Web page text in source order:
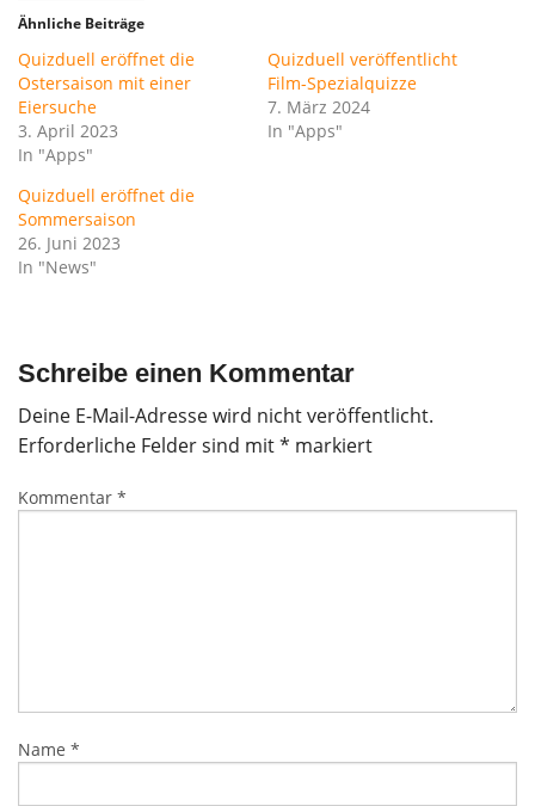
Ähnliche Beiträge
Quizduell eröffnet die
Ostersaison mit einer
Eiersuche
3. April 2023
In "Apps"
Quizduell veröffentlicht
Film-Spezialquizze
7. März 2024
In "Apps"
Quizduell eröffnet die
Sommersaison
26. Juni 2023
In "News"
Schreibe einen Kommentar
Deine E-Mail-Adresse wird nicht veröffentlicht.
Erforderliche Felder sind mit* markiert
Kommentar *
Name *